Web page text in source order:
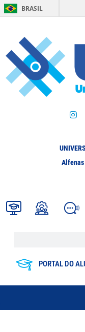
BRASIL
Alfenas
PORTAL DO